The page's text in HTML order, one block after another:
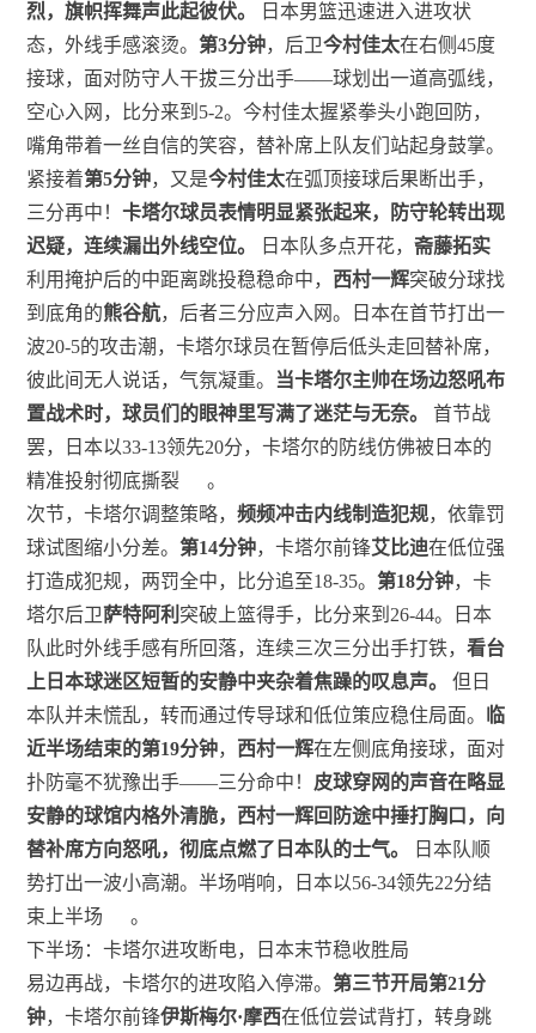
烈，旗帜挥舞声此起彼伏。
日本男篮迅速进入进攻状
态，外线手感滚烫。第3分钟，后卫今村佳太在右侧45度
接球，面对防守人干拔三分出手——球划出一道高弧线，
空心入网，比分来到5-2。今村佳太握紧拳头小跑回防，
嘴角带着一丝自信的笑容，替补席上队友们站起身鼓掌。
紧接着第5分钟，又是今村佳太在弧顶接球后果断出手，
三分再中！卡塔尔球员表情明显紧张起来，防守轮转出现
迟疑，连续漏出外线空位。
日本队多点开花，斋藤拓实
利用掩护后的中距离跳投稳稳命中， 西村一辉突破分球找
到底角的熊谷航，后者三分应声入网。日本在首节打出一
波20-5的攻击潮，卡塔尔球员在暂停后低头走回替补席，
彼此间无人说话，气氛凝重。 当卡塔尔主帅在场边怒吼布
置战术时，球员们的眼神里写满了迷茫与无奈。
首节战
罢，日本以33-13领先20分，卡塔尔的防线仿佛被日本的
精准投射彻底撕裂
。
次节，卡塔尔调整策略，频频冲击内线制造犯规，依靠罚
球试图缩小分差。第14分钟，卡塔尔前锋艾比迪在低位强
打造成犯规，两罚全中，比分追至18-35。第18分钟，卡
塔尔后卫萨特阿利 突破上篮得手，比分来到26-44。日本
队此时外线手感有所回落，连续三次三分出手打铁，看台
上日本球迷区短暂的安静中夹杂着焦躁的叹息声。
但日
本队并未慌乱，转而通过传导球和低位策应稳住局面。
临
近半场结束的第19分钟， 西村一辉在左侧底角接球，面对
扑防毫不犹豫出手——三分命中！ 皮球穿网的声音在略显
安静的球馆内格外清脆，西村一辉回防途中捶打胸口，向
替补席方向怒吼，彻底点燃了日本队的士气。
日本队顺
势打出一波小高潮。半场哨响，日本以56-34领先22分结
束上半场
。
下半场：卡塔尔进攻断电，日本末节稳收胜局
易边再战，卡塔尔的进攻陷入停滞。第三节开局第21分
钟，卡塔尔前锋伊斯梅尔·摩西在低位尝试背打，转身跳